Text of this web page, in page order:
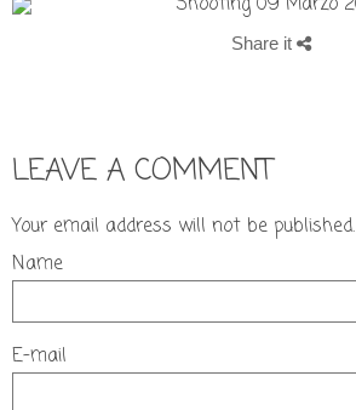
Share it
LEAVE A COMMENT
Your email address will not be published.
Name
E-mail